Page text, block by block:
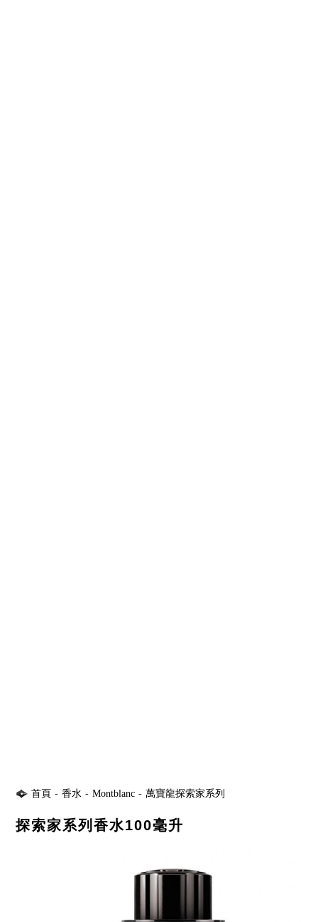
首頁 - 香水 - Montblanc - 萬寶龍探索家系列
探索家系列香水100毫升